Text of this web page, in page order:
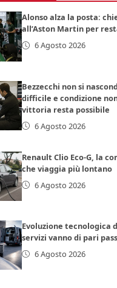
Alonso alza la posta:
all’Aston Martin per
6 Agosto 2026
Bezzecchi non si
difficile e condizione
vittoria resta possibile
6 Agosto 2026
Renault Clio Eco-G, la
che viaggia più lontano
6 Agosto 2026
Evoluzione tecnologica
servizi vanno di pari
6 Agosto 2026